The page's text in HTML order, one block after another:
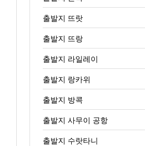
출발지 뜨랏
출발지 뜨랑
출발지 라일레이
출발지 랑카위
출발지 방콕
출발지 사무이 공항
출발지 수랏타니